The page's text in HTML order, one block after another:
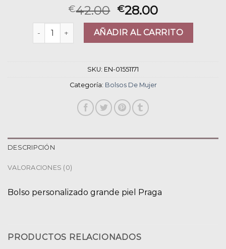
€42.00 €28.00
bolsos de mujer cantidadAÑADIR AL CARRITO
SKU: EN-01551171
Categoría: Bolsos De Mujer
DESCRIPCIÓN
VALORACIONES (0)
Bolso personalizado grande piel Praga
PRODUCTOS RELACIONADOS